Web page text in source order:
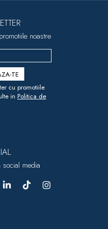
noastre
cu promotiile
in Politica de
social media